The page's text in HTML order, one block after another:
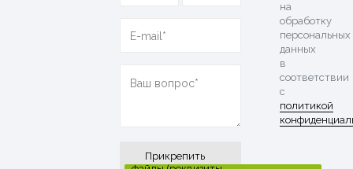
Прикрепить
на
обработку
персональных
данных
в
соответствии
с
политикой